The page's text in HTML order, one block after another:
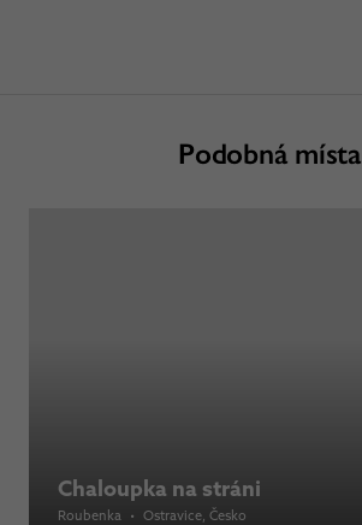
Podobná místa
Chaloupka na stráni
Roubenka • Ostravice , Česko